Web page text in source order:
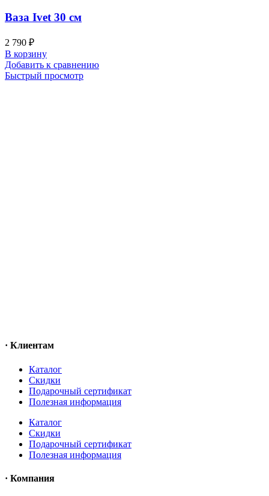
Ваза Ivet 30 см
2 790 ₽
В корзину
Добавить к сравнению
Быстрый просмотр
· Клиентам
Каталог
Скидки
Подарочный сертификат
Полезная информация
Каталог
Скидки
Подарочный сертификат
Полезная информация
· Компания